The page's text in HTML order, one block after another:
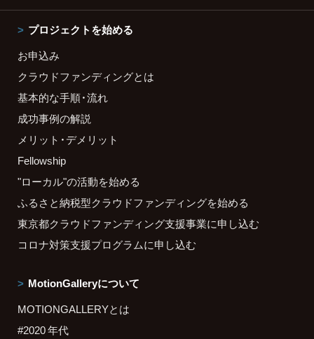
プロジェクトを始める
お申込み
クラウドファンディングとは
基本的な手順・流れ
成功事例の解説
メリット・デメリット
Fellowship
"ローカル"の活動を始める
ふるさと納税型クラウドファンディングを始める
東京都クラウドファンディング支援事業に申し込む
コロナ対策支援プログラムに申し込む
MotionGalleryについて
MOTIONGALLERYとは
#2020 年代